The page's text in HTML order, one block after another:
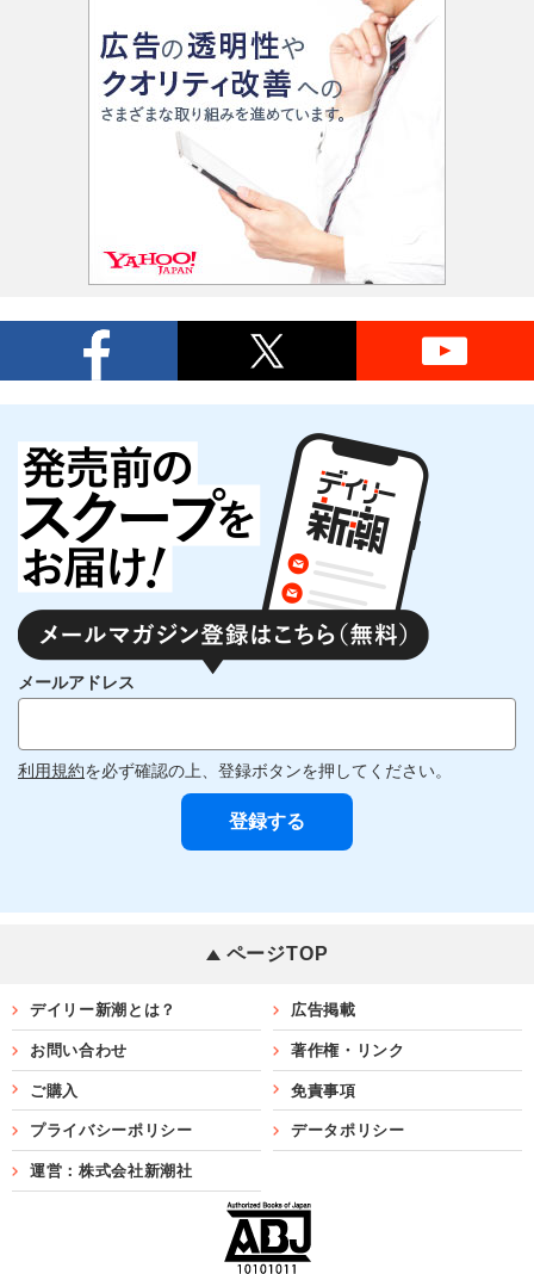
メールアドレス
利用規約を必ず確認の上、登録ボタンを押してください。
ページTOP
デイリー新潮とは？ 広告掲載
お問い合わせ 著作権・リンク
ご購入 免責事項
プライバシーポリシー データポリシー
運営：株式会社新潮社